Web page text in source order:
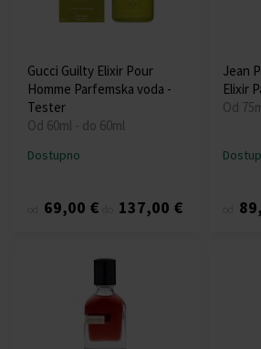
Gucci Guilty Elixir Pour
Homme Parfemska voda -
Tester
Od 60ml - do 60ml
Dostupno
69,00 € 137,00 €
Jean
Elixir
Od